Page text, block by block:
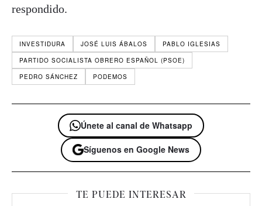
respondido.
INVESTIDURA JOSÉ LUIS ÁBALOS
PABLO IGLESIAS
PARTIDO SOCIALISTA OBRERO ESPAÑOL (PSOE)
PEDRO SÁNCHEZ
PODEMOS
Únete al canal de Whatsapp
Síguenos en Google News
TE PUEDE INTERESAR